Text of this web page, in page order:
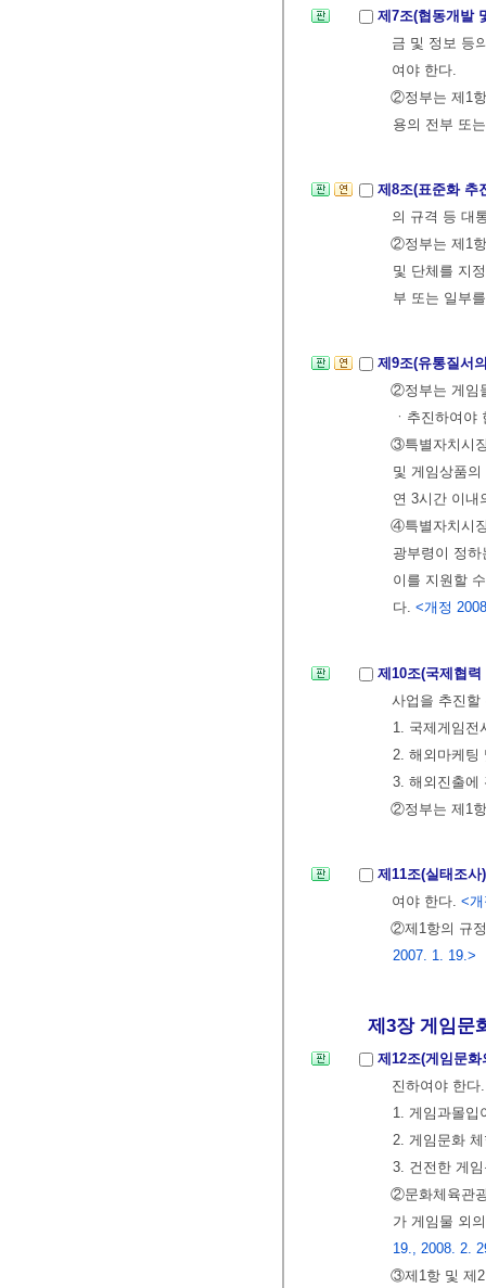
제7조(협동개발
금 및 정보 등
여야 한다.
②정부는 제1
용의 전부 또
제8조(표준화 추
의 규격 등 대
②정부는 제1
및 단체를 지
부 또는 일부
제9조(유통질서
②정부는 게임
ㆍ추진하여야
③특별자치시
및 게임상품
연 3시간 이내
④특별자치시
광부령이 정
이를 지원할
다. <개정
제10조(국제협
사업을 추진할
1. 국제게임전
2. 해외마케팅
3. 해외진출에
②정부는 제1
제11조(실태조
여야 한다. <
②제1항의 규
2007. 1. 19.>
제3장 게임문
제12조(게임문
진하여야 한
1. 게임과몰입
2. 게임문화
3. 건전한 게
②문화체육관
가 게임물 외
19., 2008. 2.
③제1항 및 제2